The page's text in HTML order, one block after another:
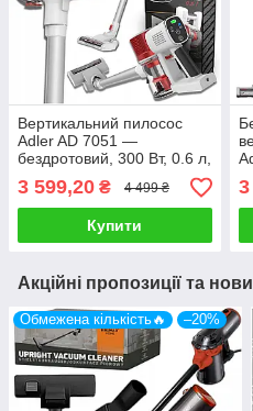
Вертикальний пилосос
Adler AD 7051 —
бездротовий, 300 Вт, 0.6 л,
циклонний фільтр, LED-
підсвітка
3 599,20 ₴ 4 499 ₴
Купити
Акційні пропозиції та
Обмежена кількість🔥 –20%